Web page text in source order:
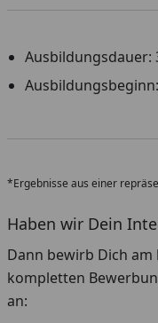
Ausbildungsdauer:
*Ergebnisse aus einer
Haben wir Dein
Dann bewirb Dich
kompletten
an: